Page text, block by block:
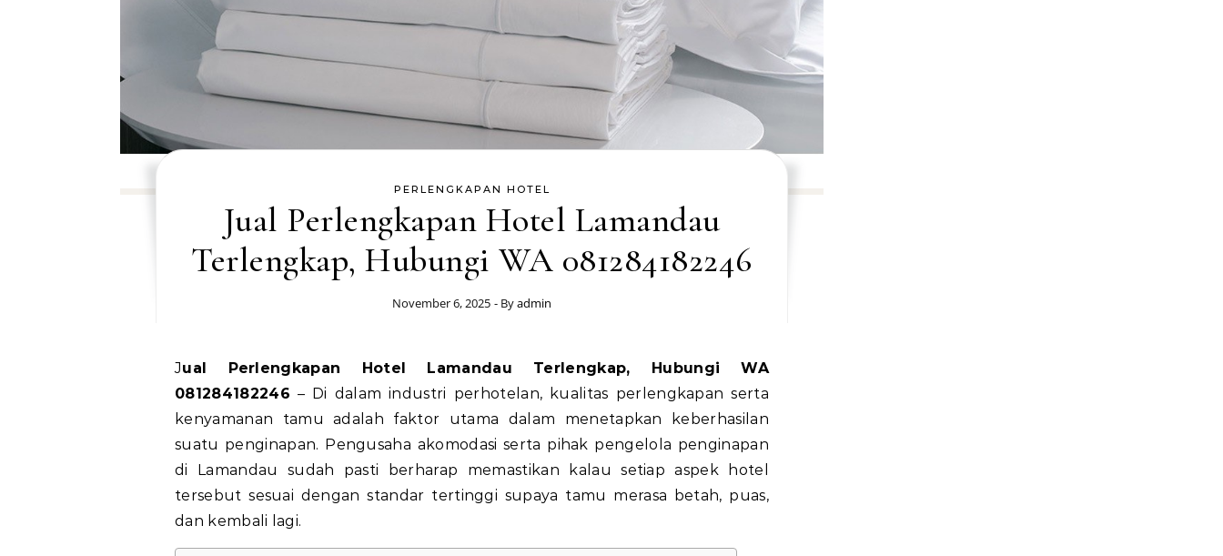
PERLENGKAPAN HOTEL
Jual Perlengkapan Hotel Lamandau
Terlengkap, Hubungi WA 081284182246
November 6, 2025 - Byadmin
Jual Perlengkapan Hotel Lamandau Terlengkap, Hubungi WA
081284182246 – Di dalam industri perhotelan, kualitas perlengkapan serta
kenyamanan tamu adalah faktor utama dalam menetapkan keberhasilan
suatu penginapan. Pengusaha akomodasi serta pihak pengelola penginapan
di Lamandau sudah pasti berharap memastikan kalau setiap aspek hotel
tersebut sesuai dengan standar tertinggi supaya tamu merasa betah, puas,
dan kembali lagi.